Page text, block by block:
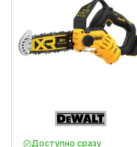
Доступно сразу